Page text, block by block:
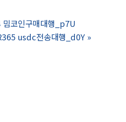
코인구매대행_p7U
usdc전송대행_d0Y »